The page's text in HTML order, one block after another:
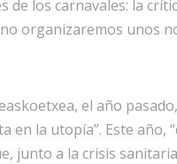
los carnavales: la
organizaremos unos
el año
la utopía”. Este año,
junto a la crisis